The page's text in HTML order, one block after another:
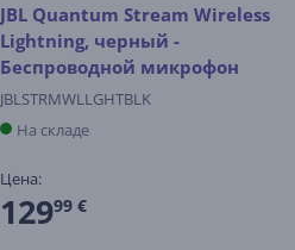
JBL Quantum Stream Wireless
Lightning, черный -
Беспроводной микрофон
JBLSTRMWLLGHTBLK
На складе
Цена:
12999 €